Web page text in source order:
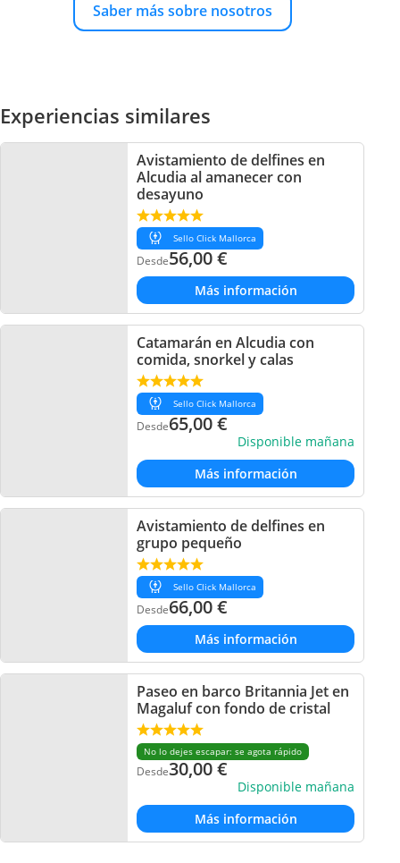
Saber más sobre nosotros
Experiencias similares
Avistamiento de delfines en
Alcudia al amanecer con
desayuno
Sello Click Mallorca
Desde56,00€
Más información
Catamarán en Alcudia con
comida, snorkel y calas
Sello Click Mallorca
Desde65,00€
Disponible mañana
Más información
Avistamiento de delfines en
grupo pequeño
Sello Click Mallorca
Desde66,00€
Más información
Paseo en barco Britannia Jet en
Magaluf con fondo de cristal
No lo dejes escapar: se agota rápido
Desde30,00€
Disponible mañana
Más información